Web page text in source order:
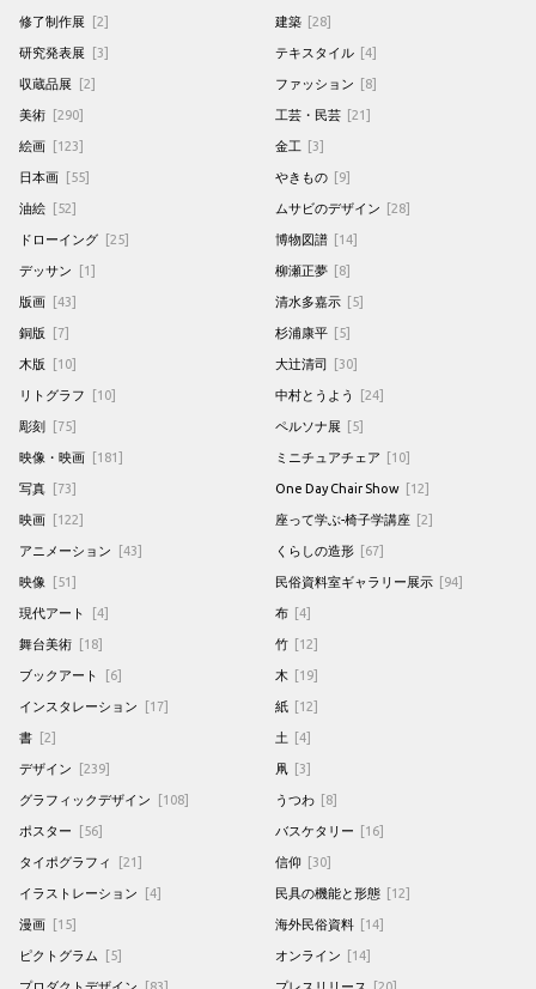
修了制作展 [2]
研究発表展 [3]
収蔵品展 [2]
美術 [290]
絵画 [123]
日本画 [55]
油絵 [52]
ドローイング [25]
デッサン [1]
版画 [43]
銅版 [7]
木版 [10]
リトグラフ [10]
彫刻 [75]
映像・映画 [181]
写真 [73]
映画 [122]
アニメーション [43]
映像 [51]
現代アート [4]
舞台美術 [18]
ブックアート [6]
インスタレーション [17]
書 [2]
デザイン [239]
グラフィックデザイン [108]
ポスター [56]
タイポグラフィ [21]
イラストレーション [4]
漫画 [15]
ピクトグラム [5]
建築 [28]
テキスタイル [4]
ファッション [8]
工芸・民芸 [21]
金工 [3]
やきもの [9]
ムサビのデザイン [28]
博物図譜 [14]
柳瀬正夢 [8]
清水多嘉示 [5]
杉浦康平 [5]
大辻清司 [30]
中村とうよう [24]
ペルソナ展 [5]
ミニチュアチェア [10]
One Day Chair Show [12]
座って学ぶ-椅子学講座 [2]
くらしの造形 [67]
民俗資料室ギャラリー展示 [94]
布 [4]
竹 [12]
木 [19]
紙 [12]
土 [4]
凧 [3]
うつわ [8]
バスケタリー [16]
信仰 [30]
民具の機能と形態 [12]
海外民俗資料 [14]
オンライン [14]